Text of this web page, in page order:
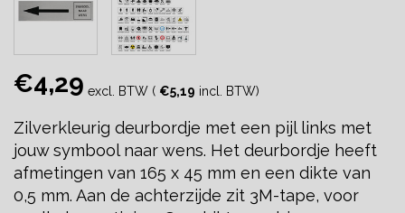
€4,29 excl. BTW ( €5,19 incl. BTW)
Zilverkleurig deurbordje met een pijl links met
jouw symbool naar wens. Het deurbordje heeft
afmetingen van 165 x 45 mm en een dikte van
0,5 mm. Aan de achterzijde zit 3M-tape, voor